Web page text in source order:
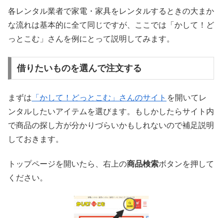
各レンタル業者で家電・家具をレンタルするときの大まか
な流れは基本的に全て同じですが、ここでは「かして！ど
っとこむ」さんを例にとって説明してみます。
借りたいものを選んで注文する
まずは 「かして！どっとこむ」さんのサイト を開いてレ
ンタルしたいアイテムを選びます。もしかしたらサイト内
で商品の探し方が分かりづらいかもしれないので補足説明
しておきます。
トップページを開いたら、右上の商品検索ボタンを押して
ください。